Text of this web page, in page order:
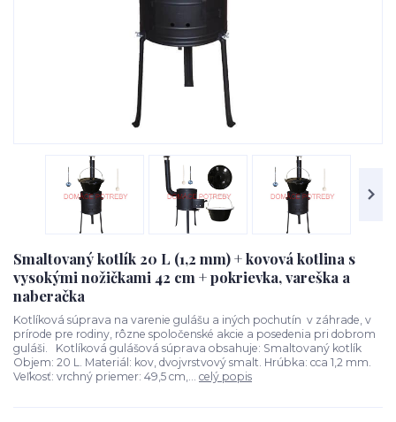
Smaltovaný kotlík 20 L (1,2 mm) + kovová kotlina s
vysokými nožičkami 42 cm + pokrievka, vareška a
naberačka
Kotlíková súprava na varenie gulášu a iných pochutín v záhrade, v
prírode pre rodiny, rôzne spoločenské akcie a posedenia pri dobrom
guláši. Kotlíková gulášová súprava obsahuje: Smaltovaný kotlík
Objem: 20 L. Materiál: kov, dvojvrstvový smalt. Hrúbka: cca 1,2 mm.
Veľkosť: vrchný priemer: 49,5 cm,... celý popis